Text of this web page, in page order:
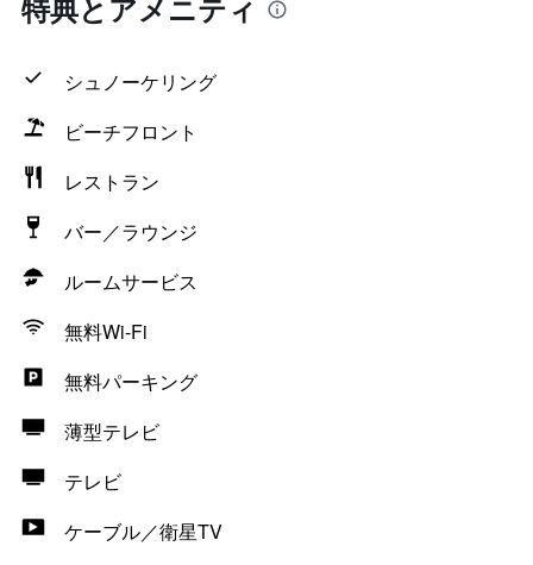
特典とアメニティ
シュノーケリング
ビーチフロント
レストラン
バー／ラウンジ
ルームサービス
無料Wi-Fi
無料パーキング
薄型テレビ
テレビ
ケーブル／衛星TV